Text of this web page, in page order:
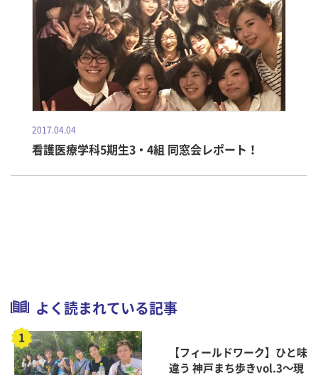
2017.04.04
看護医療学科5期生3・4組 同窓会レポート！
よく読まれている記事
【フィールドワーク】ひと味
違う 神戸まち歩きvol.3～現